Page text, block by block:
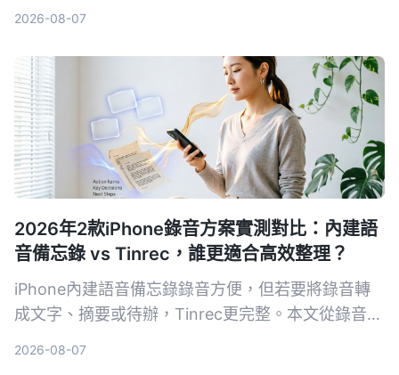
2026-08-07
2026年2款iPhone錄音方案實測對比：內建語
音備忘錄 vs Tinrec，誰更適合高效整理？
iPhone內建語音備忘錄錄音方便，但若要將錄音轉
成文字、摘要或待辦，Tinrec更完整。本文從錄音轉
2026-08-07